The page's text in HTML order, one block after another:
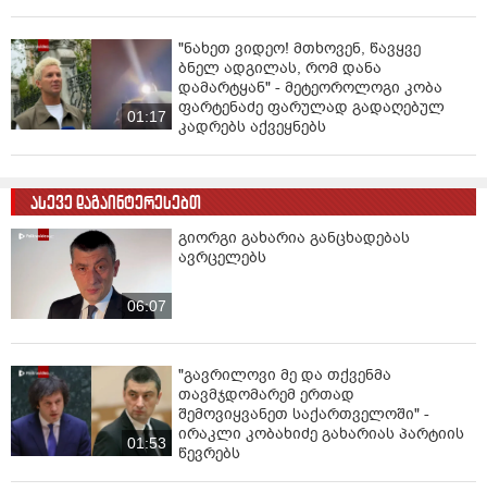
01:17
"ნახეთ ვიდეო! მთხოვენ, წავყვე
ბნელ ადგილას, რომ დანა
დამარტყან" - მეტეოროლოგი კობა
ფარტენაძე ფარულად გადაღებულ
კადრებს აქვეყნებს
ასევე დაგაინტერესებთ
06:07
გიორგი გახარია განცხადებას
ავრცელებს
01:53
"გავრილოვი მე და თქვენმა
თავმჯდომარემ ერთად
შემოვიყვანეთ საქართველოში" -
ირაკლი კობახიძე გახარიას პარტიის
წევრებს